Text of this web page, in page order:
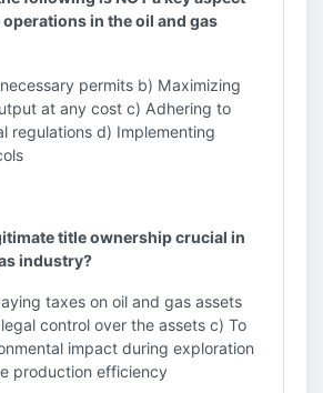
in the oil and gas
permits b) Maximizing
at any cost c) Adhering to
regulations d) Implementing
title ownership crucial in
industry?
taxes on oil and gas assets
control over the assets c) To
impact during exploration
production efficiency